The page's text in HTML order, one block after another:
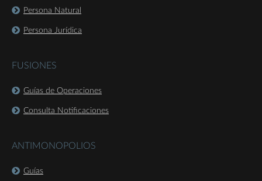
Persona Natural
Persona Jurídica
FUSIONES
Guías de Operaciones
Consulta Notificaciones
ANTIMONOPOLIOS
Guías